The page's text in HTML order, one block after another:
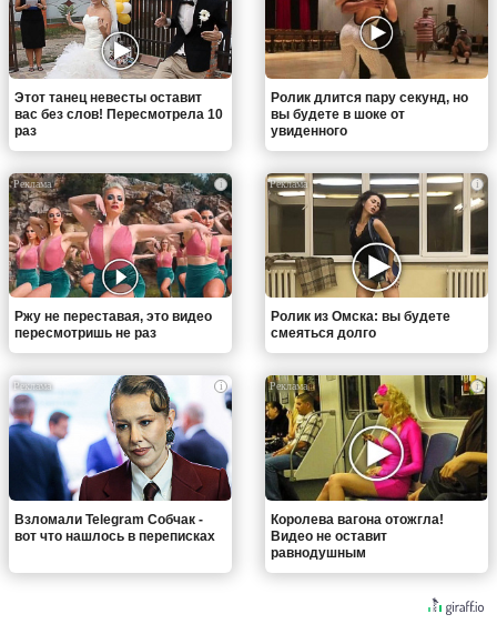
Этот танец невесты оставит
вас без слов! Пересмотрела 10
раз
Ролик длится пару секунд, но
вы будете в шоке от
увиденного
i
Ржу не переставая, это видео
пересмотришь не раз
i
Ролик из Омска: вы будете
смеяться долго
i
Взломали Telegram Собчак -
вот что нашлось в переписках
i
Королева вагона отожгла!
Видео не оставит
равнодушным